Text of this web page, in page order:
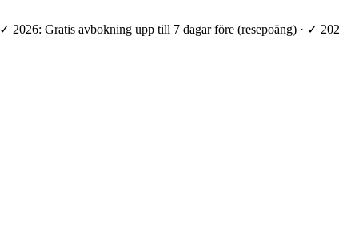
✓ 2026: Gratis avbokning upp till 7 dagar före (resepoäng) · ✓